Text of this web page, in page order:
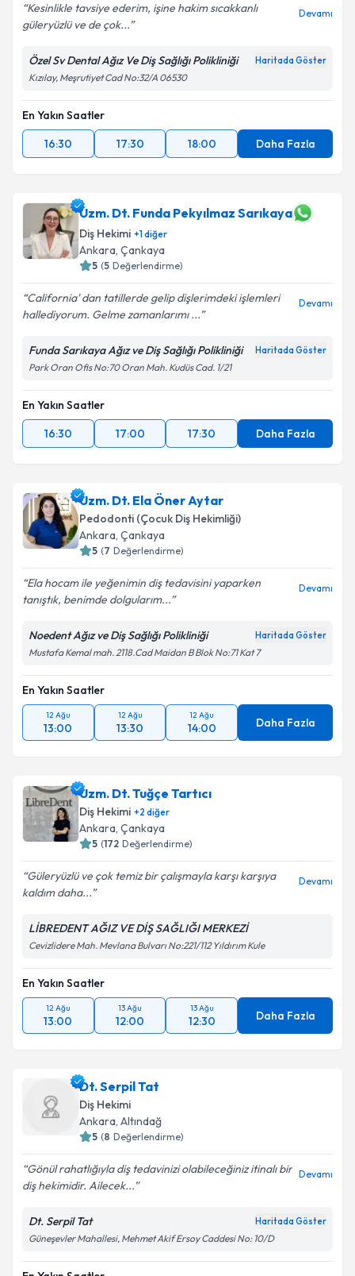
Kesinlikle tavsiye ederim, işine hakim sıcakkanlı
güleryüzlü ve de çok...
Devamı
Özel Sv Dental Ağız Ve Diş Sağlığı Polikliniği Haritada Göster
Kızılay, Meşrutiyet Cad No:32/A 06530
En Yakın Saatler
16:30
17:30 18:00 Daha Fazla
Uzm. Dt. Funda Pekyılmaz Sarıkaya
Diş Hekimi +1diğer
Ankara, Çankaya
5 (5 Değerlendirme)
California' dan tatillerde gelip dişlerimdeki işlemleri
hallediyorum. Gelme zamanlarımı ...
Devamı
Funda Sarıkaya Ağız ve Diş Sağlığı Polikliniği Haritada Göster
Park Oran Ofis No:70 Oran Mah. Kudüs Cad. 1/21
En Yakın Saatler
16:30
17:00 17:30 Daha Fazla
Uzm. Dt. Ela Öner Aytar
Pedodonti (Çocuk Diş Hekimliği)
Ankara, Çankaya
5 (7 Değerlendirme)
Ela hocam ile yeğenimin diş tedavisini yaparken
tanıştık, benimde dolgularım...
Devamı
Noedent Ağız ve Diş Sağlığı Polikliniği Haritada Göster
Mustafa Kemal mah. 2118.Cad Maidan B Blok No:71 Kat 7
En Yakın Saatler
12 Ağu
13:00
12 Ağu
13:30
12 Ağu
14:00 Daha Fazla
Uzm. Dt. Tuğçe Tartıcı
Diş Hekimi +2 diğer
Ankara, Çankaya
5 (172 Değerlendirme)
Güleryüzlü ve çok temiz bir çalışmayla karşı karşıya
kaldım daha...
Devamı
LİBREDENT AĞIZ VE DİŞ SAĞLIĞI MERKEZİ
Cevizlidere Mah. Mevlana Bulvarı No:221/112 Yıldırım Kule
En Yakın Saatler
12 Ağu
13:00
13 Ağu
12:00
13 Ağu
12:30 Daha Fazla
Dt. Serpil Tat
Diş Hekimi
Ankara, Altındağ
5 (8 Değerlendirme)
Gönül rahatlığıyla diş tedavinizi olabileceğiniz itinalı bir
diş hekimidir. Ailecek...
Devamı
Dt. Serpil Tat Haritada Göster
Güneşevler Mahallesi, Mehmet Akif Ersoy Caddesi No: 10/D